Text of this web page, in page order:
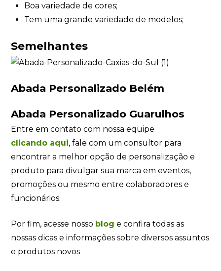
Boa variedade de cores;
Tem uma grande variedade de modelos;
Semelhantes
Abada Personalizado Belém
Abada Personalizado Guarulhos
Entre em contato com nossa equipe
clicando aqui, fale com um consultor para
encontrar a melhor opção de personalização e
produto para divulgar sua marca em eventos,
promoções ou mesmo entre colaboradores e
funcionários.
Por fim, acesse nosso blog e confira todas as
nossas dicas e informações sobre diversos assuntos
e produtos novos